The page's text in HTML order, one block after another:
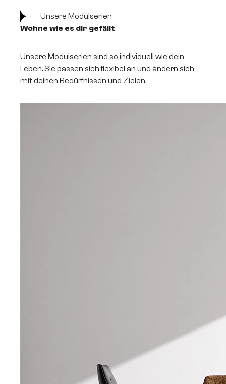
Unsere Modulserien
Wohne wie es dir gefällt
Unsere Modulserien sind so individuell wie dein
Leben. Sie passen sich flexibel an und ändern sich
mit deinen Bedürfnissen und Zielen.